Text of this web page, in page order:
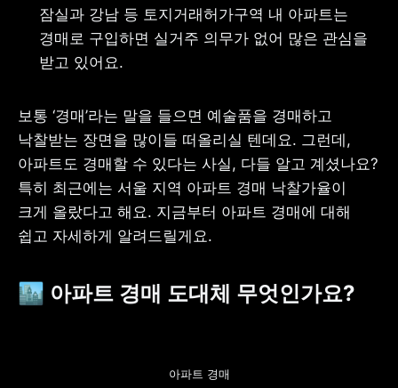
고객센터
전화 : 1661-7654(24시간 연중무휴)
해외전화 : +82-2-6975-9000
개인정보
처리방침
신용정보활용체제
이용자유의사항
보호금융상품등록부
상품공시실
공지사항
준법제보
외부채널
경영공시
직원 고충 접수
채널
잠실과 강남 등 토지거래허가구역 내 아파트는
경매로 구입하면 실거주 의무가 없어 많은 관심을
받고 있어요.
보통 ‘경매’라는 말을 들으면 예술품을 경매하고
낙찰받는 장면을 많이들 떠올리실 텐데요. 그런데,
아파트도 경매할 수 있다는 사실, 다들 알고 계셨나요?
특히 최근에는 서울 지역 아파트 경매 낙찰가율이
크게 올랐다고 해요. 지금부터 아파트 경매에 대해
쉽고 자세하게 알려드릴게요.
🏙 아파트 경매 도대체 무엇인가요?
아파트 경매